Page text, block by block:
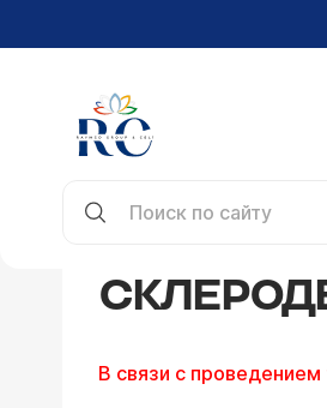
В связи с проведением